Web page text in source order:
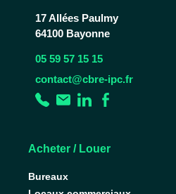
17 Allées Paulmy
64100 Bayonne
05 59 57 15 15
contact@cbre-ipc.fr
Acheter / Louer
Bureaux